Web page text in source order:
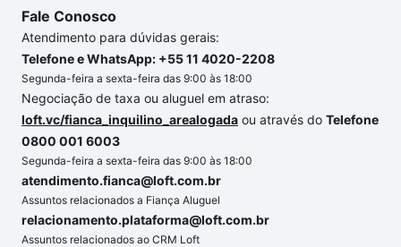
Fale Conosco
Atendimento para dúvidas gerais:
Telefone e WhatsApp: +55 11 4020-2208
Segunda-feira a sexta-feira das 9:00 às 18:00
Negociação de taxa ou aluguel em atraso:
loft.vc/fianca_inquilino_arealogada ou através do Telefone
0800 001 6003
Segunda-feira a sexta-feira das 9:00 às 18:00
atendimento.fianca@loft.com.br
Assuntos relacionados a Fiança Aluguel
relacionamento.plataforma@loft.com.br
Assuntos relacionados ao CRM Loft